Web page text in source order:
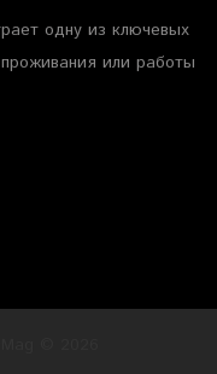
одну из ключевых
или работы